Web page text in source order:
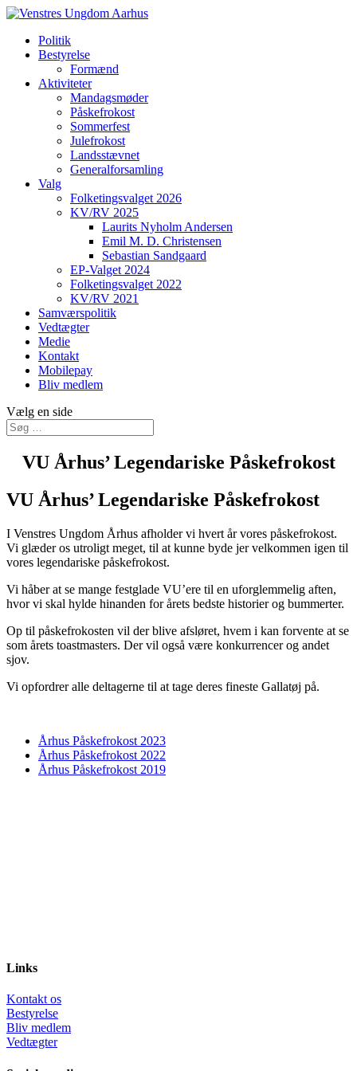
Politik
Bestyrelse
Formænd
Aktiviteter
Mandagsmøder
Påskefrokost
Sommerfest
Julefrokost
Landsstævnet
Generalforsamling
Valg
Folketingsvalget 2026
KV/RV 2025
Laurits Nyholm Andersen
Emil M. D. Christensen
Sebastian Sandgaard
EP-Valget 2024
Folketingsvalget 2022
KV/RV 2021
Samværspolitik
Vedtægter
Medie
Kontakt
Mobilepay
Bliv medlem
Vælg en side
VU Århus’ Legendariske Påskefrokost
VU Århus’ Legendariske Påskefrokost
I Venstres Ungdom Århus afholder vi hvert år vores påskefrokost.
Vi glæder os utroligt meget, til at kunne byde jer velkommen igen til
vores legendariske påskefrokost.
Vi håber at se mange festglade VU’ere til en uforglemmelig aften,
hvor vi skal hylde hinanden for årets bedste historier og bummerter.
Op til påskefrokosten vil der blive afsløret, hvem i kan forvente at se
som årets toastmasters. Der vil også være konkurrencer og andet
sjov.
Vi opfordrer alle deltagerne til at tage deres fineste Gallatøj på.
Århus Påskefrokost 2023
Århus Påskefrokost 2022
Århus Påskefrokost 2019
Links
Kontakt os
Bestyrelse
Bliv medlem
Vedtægter